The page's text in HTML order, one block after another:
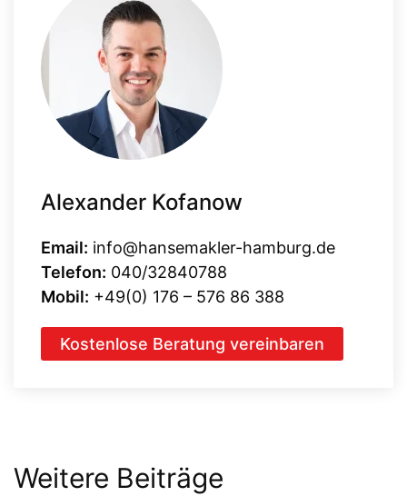
Alexander Kofanow
Email: info@hansemakler-hamburg.de
Telefon: 040/32840788
Mobil: +49(0) 176 – 576 86 388
Kostenlose Beratung vereinbaren
Weitere Beiträge